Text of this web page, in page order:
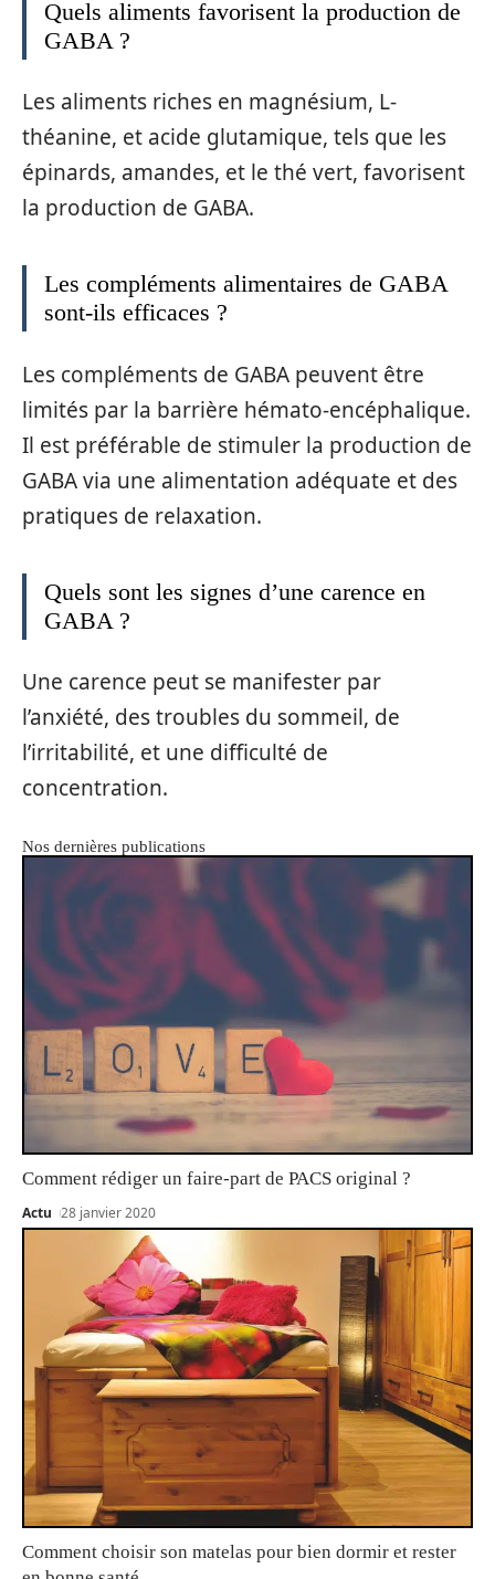
Quels aliments favorisent la production de
GABA ?
Les aliments riches en magnésium, L-
théanine, et acide glutamique, tels que les
épinards, amandes, et le thé vert, favorisent
la production de GABA.
Les compléments alimentaires de GABA
sont-ils efficaces ?
Les compléments de GABA peuvent être
limités par la barrière hémato-encéphalique.
Il est préférable de stimuler la production de
GABA via une alimentation adéquate et des
pratiques de relaxation.
Quels sont les signes d’une carence en
GABA ?
Une carence peut se manifester par
l’anxiété, des troubles du sommeil, de
l’irritabilité, et une difficulté de
concentration.
Nos dernières publications
Comment rédiger un faire-part de PACS original ?
Actu 28 janvier 2020
Comment choisir son matelas pour bien dormir et rester